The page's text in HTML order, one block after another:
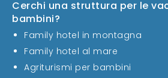
Cerchi una struttura per le
bambini?
Family hotel in montagna
Family hotel al mare
Agriturismi per bambini